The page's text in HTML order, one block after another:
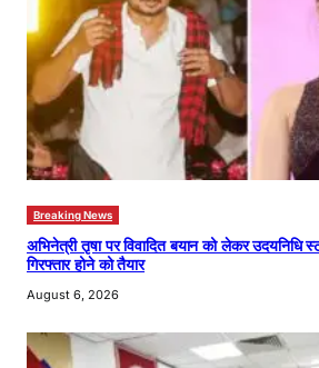
Breaking News
अभिनेत्री तृषा पर विवादित बयान को लेकर उदयनिधि
गिरफ्तार होने को तैयार
August 6, 2026